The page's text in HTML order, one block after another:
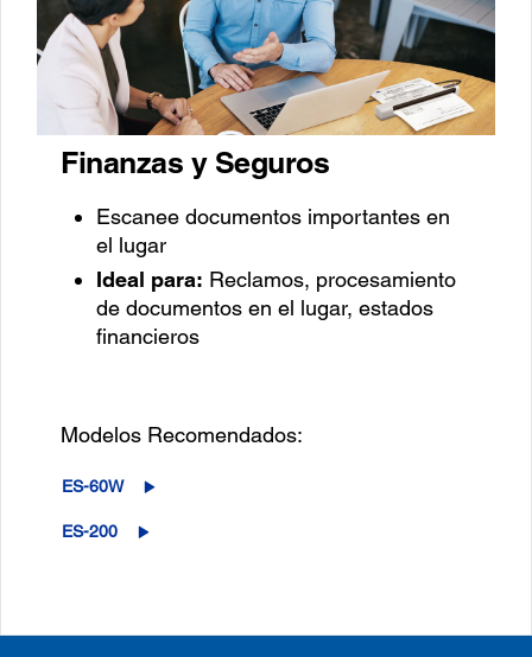
Finanzas y Seguros
Escanee documentos importantes en
el lugar
Ideal para: Reclamos, procesamiento
de documentos en el lugar, estados
financieros
Modelos Recomendados:
ES-60W
ES-200